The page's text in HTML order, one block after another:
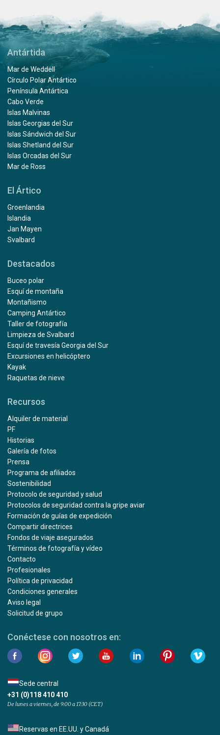
Antártida
Mar de Weddell
Círculo Polar Antártico
Península Antártica
Cabo Verde
Islas Malvinas
Islas Georgias del Sur
Islas Sándwich del Sur
Islas Shetland del Sur
Islas Orcadas del Sur
Mar de Ross
El Ártico
Groenlandia
Islandia
Jan Mayen
Svalbard
Destacados
Buceo polar
Esquí de montaña
Montañismo
Camping Antártico
Taller de fotografía
Limpieza de Svalbard
Esquí de travesía Georgia del Sur
Excursiones en helicóptero
Kayak
Raquetas de nieve
Recursos
Alquiler de material
PF
Historias
Galería de fotos
Prensa
Programa de afiliados
Sostenibilidad
Protocolo de seguridad y salud
Protocolos de seguridad contra la gripe aviar
Formación de guías de expedición
Compartir directrices
Fondos de viaje asegurados
Términos de fotografía y vídeo
Contacto
Profesionales
Política de privacidad
Condiciones generales
Aviso legal
Solicitud de grupo
Conéctese con nosotros en:
Sede central
+31 (0)118 410 410
De lunes a viernes, de 9:00 a 17:30 (CET)
Reservas en EE.UU. y Canadá